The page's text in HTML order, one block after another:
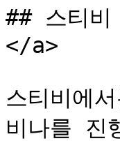
## 스티
</a>
스티비에
비나를 진